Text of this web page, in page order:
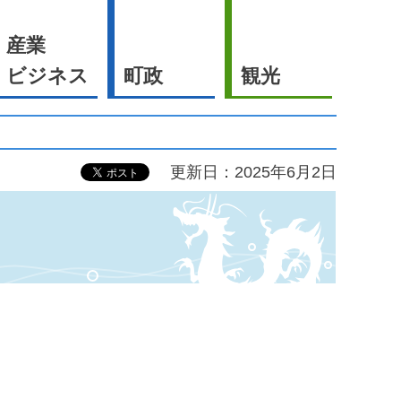
産業
ビジネス
町政 観光
更新日：2025年6月2日